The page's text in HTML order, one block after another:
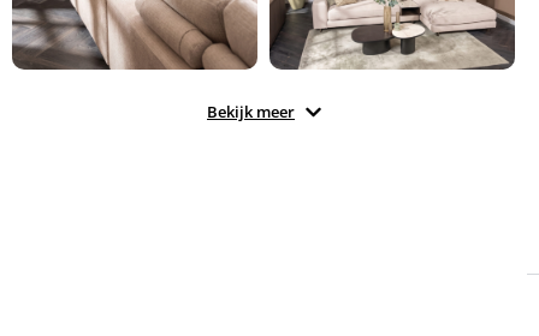
Bekijk meer